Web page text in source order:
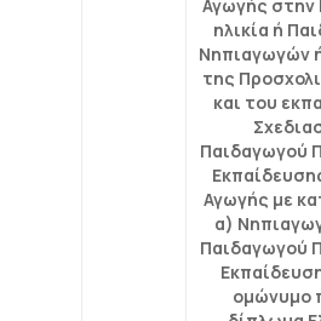
Αγωγής στην
ηλικία ή
Νηπιαγωγών
της
και του
Παιδαγωγού
Αγωγής με
α)
Παιδαγωγού
ομώνυμο